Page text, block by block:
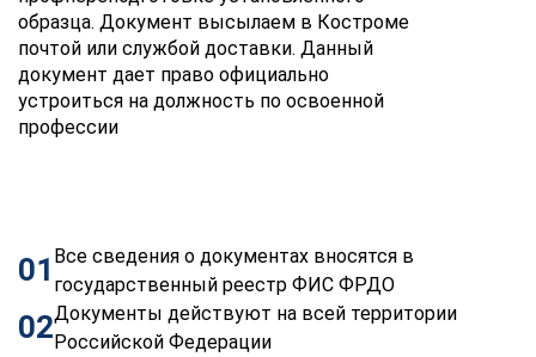
образца. Документ высылаем в Костроме
почтой или службой доставки. Данный
документ дает право официально
устроиться на должность по освоенной
профессии
01 Все сведения о документах вносятся в
государственный реестр ФИС ФРДО
02Документы действуют на всей территории
Российской Федерации